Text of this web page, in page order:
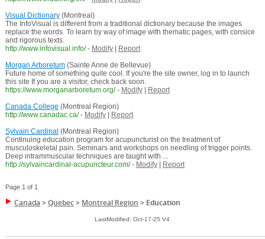
Visual Dictionary(Montreal)
The InfoVisual is different from a traditional dictionary because the images
replace the words. To learn by way of image with thematic pages, with consice
and rigorous texts.
http://www.infovisual.info/ - Modify|
Report
Morgan Arboretum(Sainte Anne de Bellevue)
Future home of something quite cool. If you're the site owner, log in to launch
this site If you are a visitor, check back soon.
https://www.morganarboretum.org/ - Modify|
Report
Canada College (Montreal Region)
http://www.canadac.ca/ - Modify|
Report
Sylvain Cardinal (Montreal Region)
Continuing education program for acupuncturist on the treatment of
musculoskeletal pain. Seminars and workshops on needling of trigger points.
Deep intrammuscular techniques are taught with ...
http://sylvaincardinal-acupuncteur.com/ - Modify| Report
Page 1 of 1
Canada >Quebec> Montreal Region > Education
LastModified: Oct-17-25 V4